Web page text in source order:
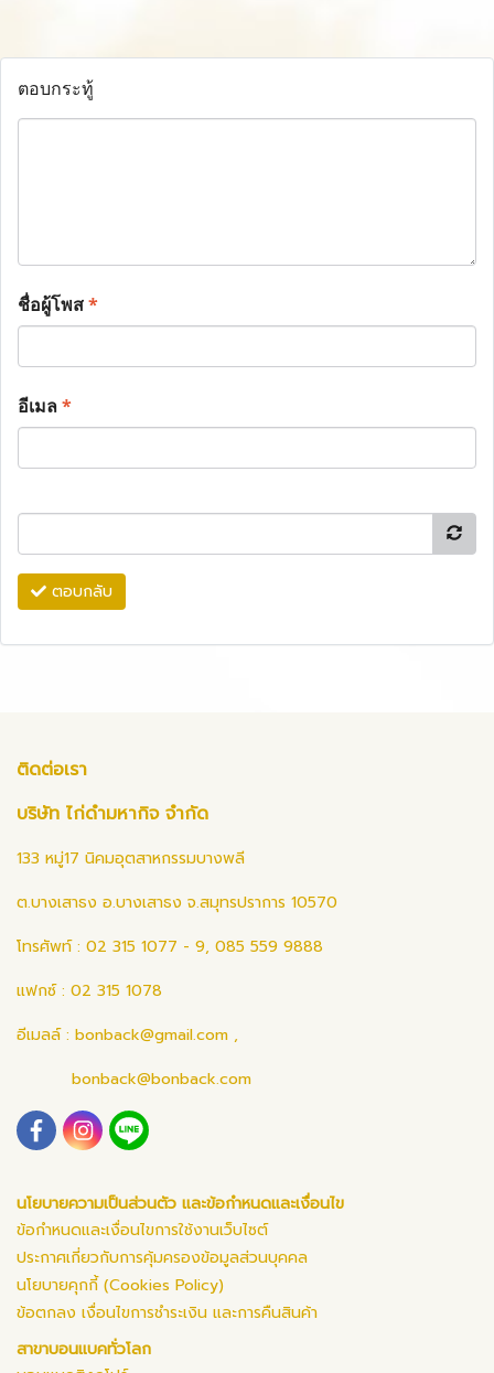
ตอบกระทู้
ชื่อผู้โพส*
อีเมล*
ตอบกลับ
ติดต่อเรา
บริษัท ไก่ดำมหากิจ จำกัด
133 หมู่17 นิคมอุตสาหกรรมบางพลี
ต.บางเสาธง อ.บางเสาธง จ.สมุทรปราการ 10570
โทรศัพท์ : 02 315 1077 - 9, 085 559 9888
แฟกซ์ : 02 315 1078
อีเมลล์ : bonback@gmail.com ,
bonback@bonback.com
นโยบายความเป็นส่วนตัว และข้อกำหนดและเงื่อนไข
ข้อกำหนดและเงื่อนไขการใช้งานเว็บไซต์
ประกาศเกี่ยวกับการคุ้มครองข้อมูลส่วนบุคคล
นโยบายคุกกี้ (Cookies Policy)
ข้อตกลง เงื่อนไขการชำระเงิน และการคืนสินค้า
สาขาบอนแบคทั่วโลก